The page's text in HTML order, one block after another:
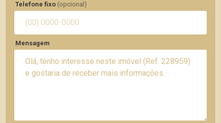
Telefone fixo (opcional)
Mensagem